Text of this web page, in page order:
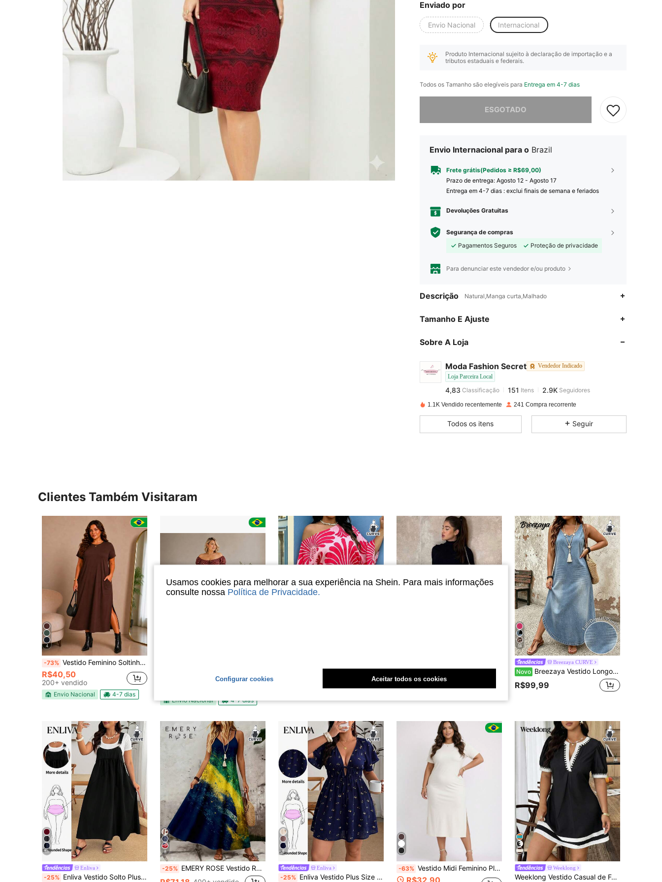
Enviado por
Envio Nacional Internacional
Produto Internacional sujeito à declaração de importação e a
tributos estaduais e federais.
Todos os Tamanho são elegíveis para Entrega em 4-7 dias
ESGOTADO
Envio Internacional para o Brazil
Frete grátis(Pedidos ≥ R$69,00)
Prazo de entrega: Agosto 12 - Agosto 17
Entrega em 4-7 dias : exclui finais de semana e feriados
Devoluções Gratuitas
Segurança de compras
Pagamentos Seguros
Proteção de privacidade
Para denunciar este vendedor e/ou produto
Descrição Natural,Manga curta,Malhado
Tamanho E Ajuste
Sobre A Loja
Moda Fashion Secret
Vendedor Indicado
Loja Parceira Local
4,83 Classificação 151 Itens 2.9K Seguidores
pago 1 dia atrás
4,83 151 2.9K
4,83 151 2.9K
4,83 151 2.9K
151 2.9K
1.1K Vendido recentemente 241 Compra recorrente
Todos os itens Seguir
Clientes Também Visitaram
4
-73% Vestido Feminino Soltinho com Bolso Conforto e Elegância no Dia a Dia Inverno do M ao G3
R$40,50
200+ vendido
Envio Nacional 4-7 dias
Envio Nacional 4-7 dias
Vestido Curto Feminino Plus Size para Férias de Primavera/Verão com Decote Assimétrico, Cintura Marcada, Cor Sólida e Estampa Floral Grande
R$27,55
200+ vendido
16
Breezaya CURVE
Novo Breezaya Vestido Longo Casual de Férias Moda Plus Size Feminino, Roupa de Verão para Praia
R$99,99
11
Enliva
-25% Enliva Vestido Solto Plus Size com Alças Pretas, para Formato de Corpo Maçã e Arredondado
8
-25% EMERY ROSE Vestido Regata com Alças Finas e Decote em V Estampado Plus Size para Mulheres, Vestido Casual para Férias
5
Enliva
-25% Enliva Vestido Plus Size Feminino com Decote em V, Manga Bufante e Saia em A, Vestido Solto, Vestido de Manga Curta de Verão, Roupa Plus Size Confortável, Vestido Estampado, Vestido de Férias, Vestido de Igreja, Vestido Casual, Roupa de Professora, Saia Bubble Plus Size, Roupa Feminina de Outono, Vestido de Trabalho, Vestido para Sair, Vestido Casual, Roupa Feminina de Férias
-63% Vestido Midi Feminino Plus Size Básico Casual em Suedine com Fendas Laterais Manga Curta Weeklong
Weeklong Vestido Casual de Férias com Estampa Gráfica e Blocos de Cor, Cintura Marcada, para Mulheres Plus Size, Primavera/Verão
Usamos cookies para melhorar a sua experiência na Shein. Para mais informações
consulte nossa Política de Privacidade.
Configurar cookies Aceitar todos os cookies